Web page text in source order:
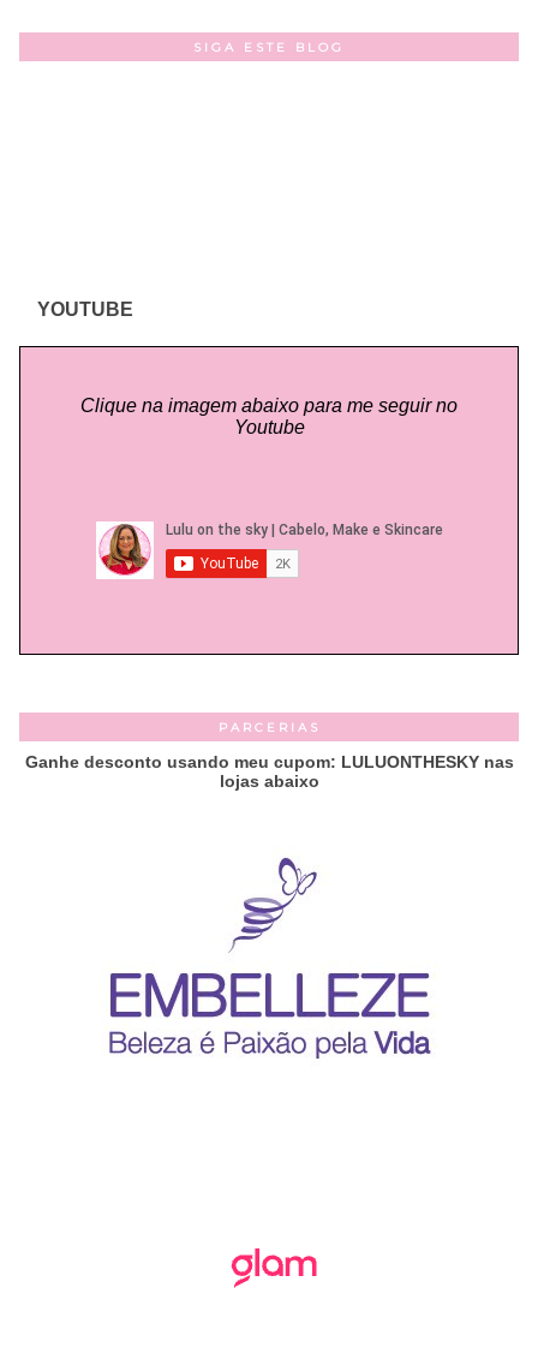
SIGA ESTE BLOG
YOUTUBE
Clique na imagem abaixo para me seguir no
Youtube
PARCERIAS
Ganhe desconto usando meu cupom: LULUONTHESKY nas
lojas abaixo